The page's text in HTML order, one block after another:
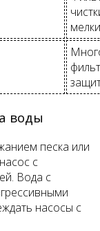
воды
песка или
с
Вода с
насосы с